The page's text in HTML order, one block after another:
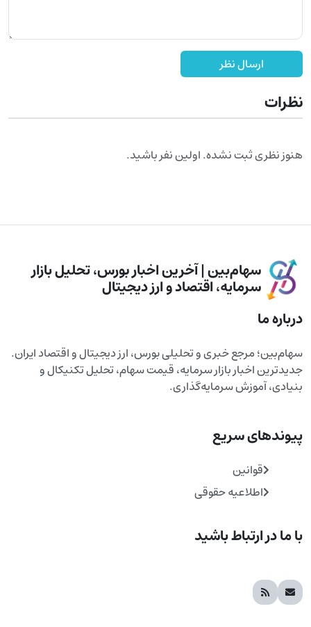
ارسال نظر
نظرات
هنوز نظری ثبت نشده. اولین نفر باشید.
سهام‌بین | آخرین اخبار بورس، تحلیل بازار
سرمایه، اقتصاد و ارز دیجیتال
درباره ما
سهام‌بین؛ مرجع خبری و تحلیلی بورس، ارز دیجیتال و اقتصاد ایران.
جدیدترین اخبار بازار سرمایه، قیمت سهام، تحلیل تکنیکال و
بنیادی، آموزش سرمایه‌گذاری.
پیوندهای سریع
قوانین
اطلاعیه حقوقی
با ما در ارتباط باشید